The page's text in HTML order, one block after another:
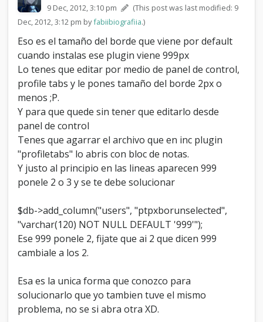
9 Dec, 2012, 3:10 pm
(This post was last modified: 9
Dec, 2012, 3:12 pm byfabiibiografiia.)
Eso es el tamaño del borde que viene por default
cuando instalas ese plugin viene 999px
Lo tenes que editar por medio de panel de control,
profile tabs y le pones tamaño del borde 2px o
menos ;P.
Y para que quede sin tener que editarlo desde
panel de control
Tenes que agarrar el archivo que en inc plugin
"profiletabs" lo abris con bloc de notas.
Y justo al principio en las lineas aparecen 999
ponele 2 o 3 y se te debe solucionar
$db->add_column("users", "ptpxborunselected",
"varchar(120) NOT NULL DEFAULT '999'");
Ese 999 ponele 2, fijate que ai 2 que dicen 999
cambiale a los 2.
Esa es la unica forma que conozco para
solucionarlo que yo tambien tuve el mismo
problema, no se si abra otra XD.